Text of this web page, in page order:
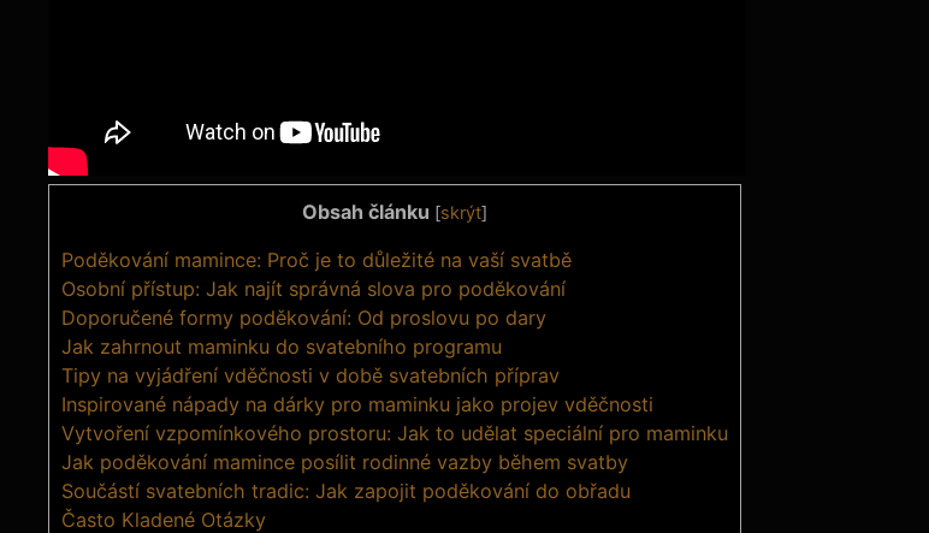
Obsah článku [skrýt]
Poděkování mamince: Proč je to důležité na vaší svatbě
Osobní přístup: Jak najít správná slova pro poděkování
Doporučené formy poděkování: Od proslovu po dary
Jak zahrnout maminku do svatebního programu
Tipy na vyjádření vděčnosti v době svatebních příprav
Inspirované nápady na dárky pro maminku jako projev vděčnosti
Vytvoření vzpomínkového prostoru: Jak to udělat speciální pro maminku
Jak poděkování mamince posílit rodinné vazby během svatby
Součástí svatebních tradic: Jak zapojit poděkování do obřadu
Často Kladené Otázky